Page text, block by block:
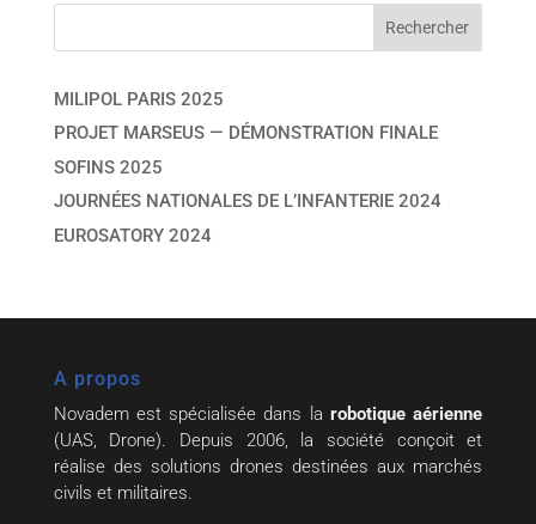
MILIPOL PARIS 2025
PROJET MARSEUS — DÉMONSTRATION FINALE
SOFINS 2025
JOURNÉES NATIONALES DE L’INFANTERIE 2024
EUROSATORY 2024
A propos
Novadem est spécialisée dans la robotique aérienne
(UAS, Drone). Depuis 2006, la société conçoit et
réalise des solutions drones destinées aux marchés
civils et militaires.